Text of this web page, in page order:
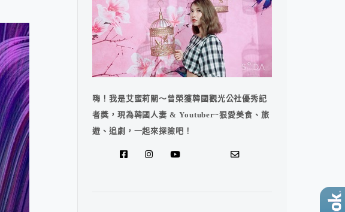
嗨！我是艾蜜莉關～曾榮獲韓國觀光公社優秀記
者獎，現為韓國人妻 & Youtuber~狠愛美食、旅
遊、追劇，一起來探險吧！